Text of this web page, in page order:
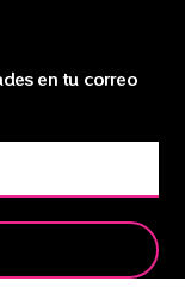
en tu correo